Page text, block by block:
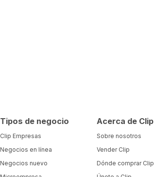
Tipos de negocio
Clip Empresas
Negocios en línea
Negocios nuevo
Acerca de Clip
Sobre nosotros
Vender Clip
Dónde comprar Clip